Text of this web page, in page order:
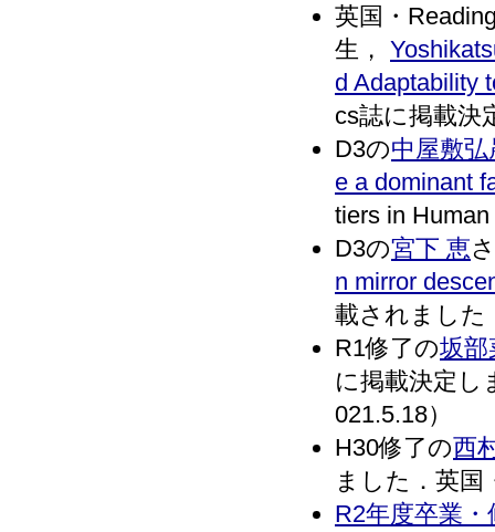
英国・
生，
d Adaptability
cs誌に掲載決
D3の中屋敷弘
e a dominant
tiers in
D3の宮下 恵
n mirror
載されました
R1修了の坂部
に掲載決定し
021.5.18）
H30修了の西
ました．英国
R2年度卒業